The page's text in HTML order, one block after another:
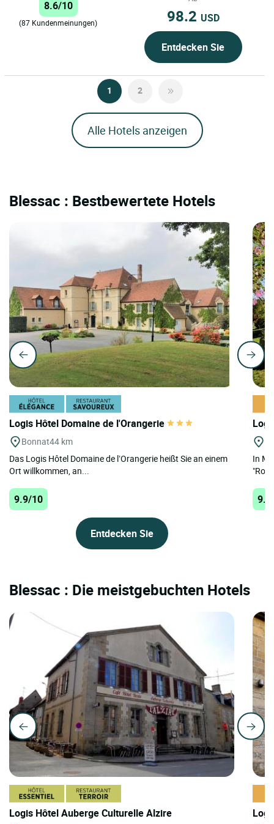
8.6/10
(87 Kundenmeinungen) 98.2 USD
Entdecken Sie
1 2
Alle Hotels anzeigen
Blessac : Bestbewertete Hotels
Logis Hôtel Domaine de l'Orangerie
Bonnat44 km
Das Logis Hôtel Domaine de l’Orangerie heißt Sie an einem
Ort willkommen, an...
9.9/10
Entdecken Sie
In
Blessac : Die meistgebuchten Hotels
Logis Hôtel Auberge Culturelle Alzire